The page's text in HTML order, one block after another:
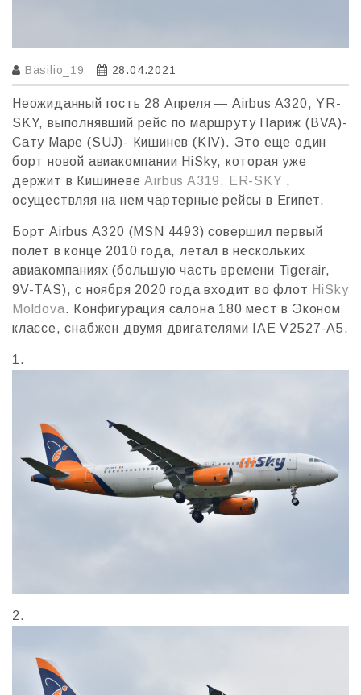
Basilio_19 28.04.2021
Неожиданный гость 28 Апреля — Airbus A320, YR-
SKY, выполнявший рейс по маршруту Париж (BVA)-
Сату Маре (SUJ)- Кишинев (KIV). Это еще один
борт новой авиакомпании HiSky, которая уже
держит в КишиневеAirbus A319, ER-SKY ,
осуществляя на нем чартерные рейсы в Египет.
Борт Airbus A320 (MSN 4493) совершил первый
полет в конце 2010 года, летал в нескольких
авиакомпаниях (большую часть времени Tigerair,
9V-TAS), c ноября 2020 года входит во флот HiSky
Moldova. Конфигурация салона 180 мест в Эконом
классе, cнабжен двумя двигателями IAE V2527-A5.
1.
2.